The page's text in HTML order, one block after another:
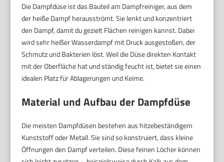
Die Dampfdüse ist das Bauteil am Dampfreiniger, aus dem
der heiße Dampf herausströmt. Sie lenkt und konzentriert
den Dampf, damit du gezielt Flächen reinigen kannst. Dabei
wird sehr heißer Wasserdampf mit Druck ausgestoßen, der
Schmutz und Bakterien löst. Weil die Düse direkten Kontakt
mit der Oberfläche hat und ständig feucht ist, bietet sie einen
idealen Platz für Ablagerungen und Keime.
Material und Aufbau der Dampfdüse
Die meisten Dampfdüsen bestehen aus hitzebeständigem
Kunststoff oder Metall. Sie sind so konstruiert, dass kleine
Öffnungen den Dampf verteilen. Diese feinen Löcher können